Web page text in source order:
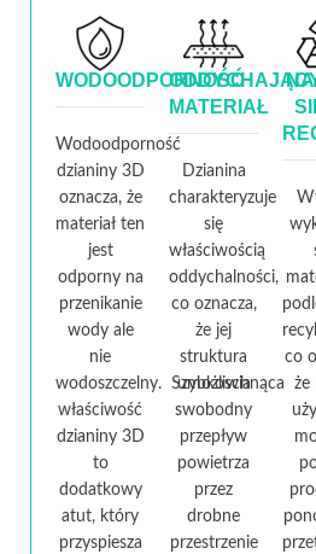
WODOODPORNOŚĆ
Wodoodporność
dzianiny 3D
oznacza, że
materiał ten
jest
odporny na
przenikanie
wody ale
nie
wodoszczelny. Szybkoschnąca
właściwość
dzianiny 3D
to
dodatkowy
atut, który
przyspiesza
MATERIAŁ
Dzianina
charakteryzuje
się
właściwością
oddychalności,
co oznacza,
że jej
struktura
umożliwia
swobodny
przepływ
powietrza
przez
drobne
przestrzenie
co
że